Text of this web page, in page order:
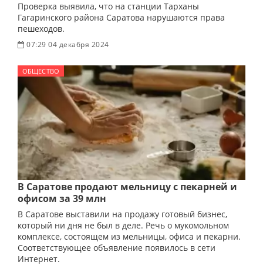
Проверка выявила, что на станции Тарханы
Гагаринского района Саратова нарушаются права
пешеходов.
07:29 04 декабря 2024
ОБЩЕСТВО
В Саратове продают мельницу с пекарней и
офисом за 39 млн
В Саратове выставили на продажу готовый бизнес,
который ни дня не был в деле. Речь о мукомольном
комплексе, состоящем из мельницы, офиса и пекарни.
Соответствующее объявление появилось в сети
Интернет.